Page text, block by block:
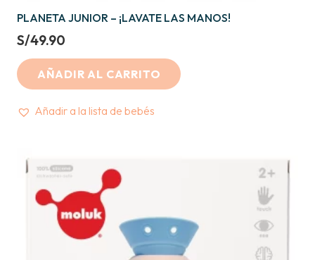
PLANETA JUNIOR – ¡LAVATE LAS MANOS!
S/49.90
AÑADIR AL CARRITO
Añadir a la lista de bebés